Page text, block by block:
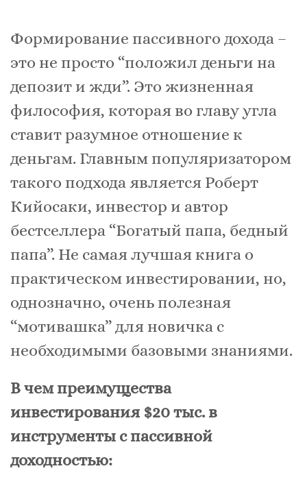
Формирование пассивного дохода –
это не просто “положил деньги на
депозит и жди”. Это жизненная
философия, которая во главу угла
ставит разумное отношение к
деньгам. Главным популяризатором
такого подхода является Роберт
Кийосаки, инвестор и автор
бестселлера “Богатый папа, бедный
папа”. Не самая лучшая книга о
практическом инвестировании, но,
однозначно, очень полезная
“мотивашка” для новичка с
необходимыми базовыми знаниями.
В чем преимущества
инвестирования $20 тыс. в
инструменты с пассивной
доходностью: